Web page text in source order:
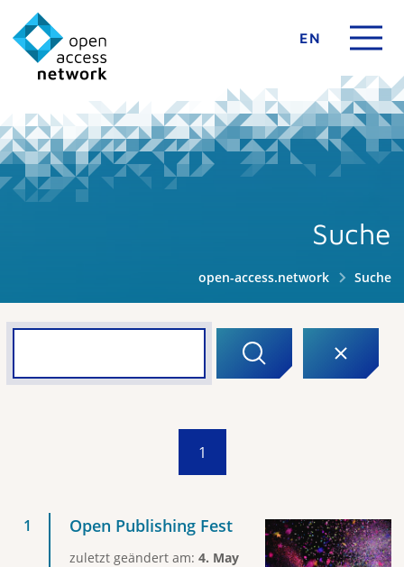
EN
Suche
open-access.network Suche
1
Open Publishing Fest
zuletzt geändert am: 4. May